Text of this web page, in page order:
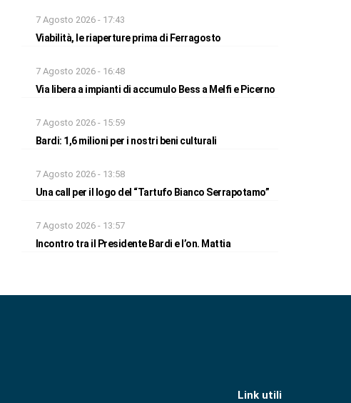
7 Agosto 2026 - 17:43
Viabilità, le riaperture prima di Ferragosto
7 Agosto 2026 - 16:48
Via libera a impianti di accumulo Bess a Melfi e Picerno
7 Agosto 2026 - 15:59
Bardi: 1,6 milioni per i nostri beni culturali
7 Agosto 2026 - 13:58
Una call per il logo del “Tartufo Bianco Serrapotamo”
7 Agosto 2026 - 13:57
Incontro tra il Presidente Bardi e l’on. Mattia
Link utili